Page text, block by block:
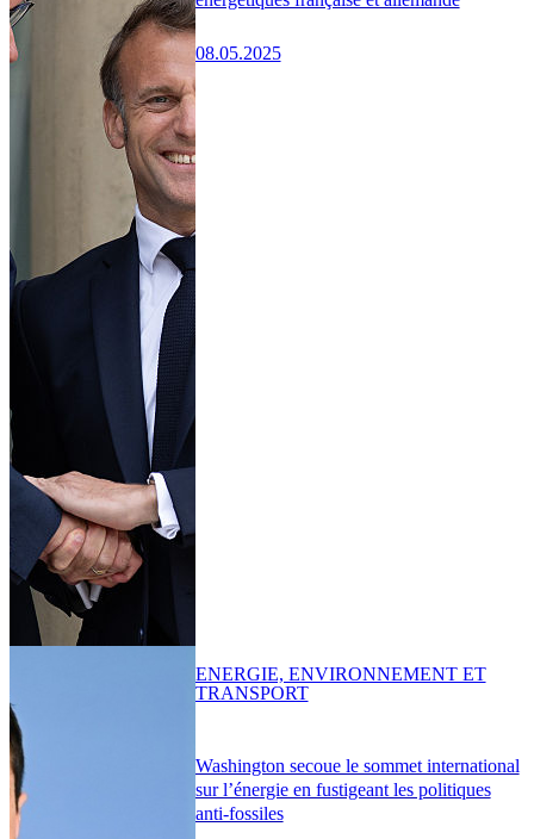
08.05.2025
Washington secoue le sommet international
sur l’énergie en fustigeant les politiques
anti-fossiles
ENERGIE, ENVIRONNEMENT ET
TRANSPORT